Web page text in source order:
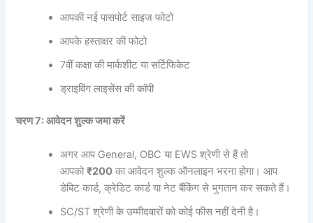
आपकी नई पासपोर्ट साइज फोटो
आपके हस्ताक्षर की फोटो
7वीं कक्षा की मार्कशीट या सर्टिफिकेट
ड्राइविंग लाइसेंस की कॉपी
चरण 7: आवेदन शुल्क जमा करें
अगर आप General, OBC या EWS श्रेणी से हैं तो
आपको₹200 का आवेदन शुल्क ऑनलाइन भरना होगा। आप
डेबिट कार्ड, क्रेडिट कार्ड या नेट बैंकिंग से भुगतान कर सकते हैं।
SC/ST श्रेणी के उम्मीदवारों को कोई फीस नहीं देनी है।